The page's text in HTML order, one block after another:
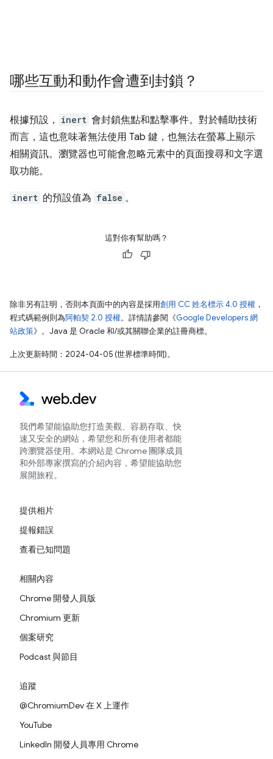
哪些互動和動作會遭到封鎖？
根據預設， inert 會封鎖焦點和點擊事件。對於輔助技術
而言，這也意味著無法使用 Tab 鍵，也無法在螢幕上顯示
相關資訊。瀏覽器也可能會忽略元素中的頁面搜尋和文字選
取功能。
inert 的預設值為 false 。
這對你有幫助嗎？
除非另有註明，否則本頁面中的內容是採用創用 CC 姓名標示 4.0 授權 ，
程式碼範例則為阿帕契 2.0 授權。詳情請參閱《Google Developers 網
站政策》。Java 是 Oracle 和/或其關聯企業的註冊商標。
上次更新時間：2024-04-05 (世界標準時間)。
我們希望能協助您打造美觀、容易存取、快
速又安全的網站，希望您和所有使用者都能
跨瀏覽器使用。本網站是 Chrome 團隊成員
和外部專家撰寫的介紹內容，希望能協助您
展開旅程。
提供相片
提報錯誤
查看已知問題
相關內容
Chrome 開發人員版
Chromium 更新
個案研究
Podcast 與節目
追蹤
@ChromiumDev 在 X 上運作
YouTube
LinkedIn 開發人員專用 Chrome